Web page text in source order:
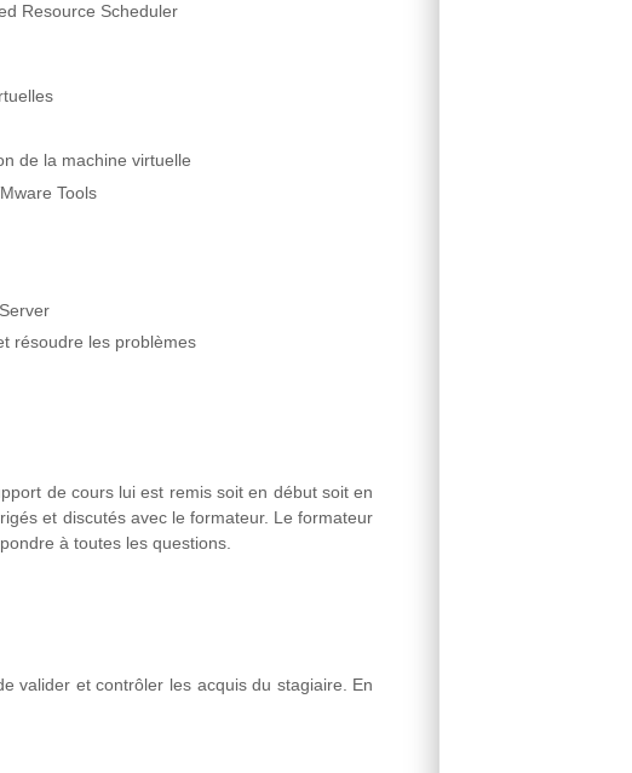
Resource Scheduler
de la machine virtuelle
Tools
résoudre les problèmes
de cours lui est remis soit en début soit en
et discutés avec le formateur. Le formateur
à toutes les questions.
valider et contrôler les acquis du stagiaire. En